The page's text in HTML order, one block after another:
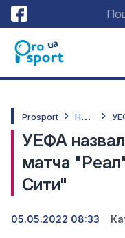
Prosport Н
овини
УЕФА
матча
Сити"
05.05.2022 08:33